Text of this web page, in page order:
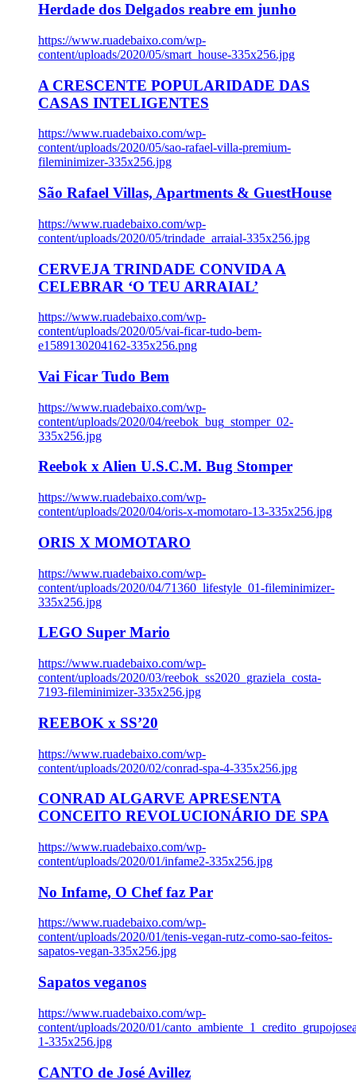
Herdade dos Delgados reabre em junho
https://www.ruadebaixo.com/wp-
content/uploads/2020/05/smart_house-335x256.jpg
A CRESCENTE POPULARIDADE DAS
CASAS INTELIGENTES
https://www.ruadebaixo.com/wp-
content/uploads/2020/05/sao-rafael-villa-premium-
fileminimizer-335x256.jpg
São Rafael Villas, Apartments & GuestHouse
https://www.ruadebaixo.com/wp-
content/uploads/2020/05/trindade_arraial-335x256.jpg
CERVEJA TRINDADE CONVIDA A
CELEBRAR ‘O TEU ARRAIAL’
https://www.ruadebaixo.com/wp-
content/uploads/2020/05/vai-ficar-tudo-bem-
e1589130204162-335x256.png
Vai Ficar Tudo Bem
https://www.ruadebaixo.com/wp-
content/uploads/2020/04/reebok_bug_stomper_02-
335x256.jpg
Reebok x Alien U.S.C.M. Bug Stomper
https://www.ruadebaixo.com/wp-
content/uploads/2020/04/oris-x-momotaro-13-335x256.jpg
ORIS X MOMOTARO
https://www.ruadebaixo.com/wp-
content/uploads/2020/04/71360_lifestyle_01-fileminimizer-
335x256.jpg
LEGO Super Mario
https://www.ruadebaixo.com/wp-
content/uploads/2020/03/reebok_ss2020_graziela_costa-
7193-fileminimizer-335x256.jpg
REEBOK x SS’20
https://www.ruadebaixo.com/wp-
content/uploads/2020/02/conrad-spa-4-335x256.jpg
CONRAD ALGARVE APRESENTA
CONCEITO REVOLUCIONÁRIO DE SPA
https://www.ruadebaixo.com/wp-
content/uploads/2020/01/infame2-335x256.jpg
No Infame, O Chef faz Par
https://www.ruadebaixo.com/wp-
content/uploads/2020/01/tenis-vegan-rutz-como-sao-feitos-
sapatos-vegan-335x256.jpg
Sapatos veganos
https://www.ruadebaixo.com/wp-
content/uploads/2020/01/
1-335x256.jpg
CANTO de José Avillez